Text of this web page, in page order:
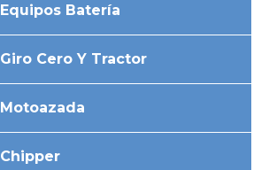
Equipos Batería
Giro Cero Y Tractor
Motoazada
Chipper